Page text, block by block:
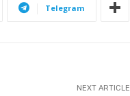
Telegram
NEXT ARTICLE